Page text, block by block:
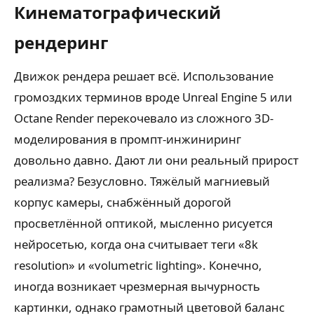
Кинематографический
рендеринг
Движок рендера решает всё. Использование
громоздких терминов вроде Unreal Engine 5 или
Octane Render перекочевало из сложного 3D-
моделирования в промпт-инжиниринг
довольно давно. Дают ли они реальный прирост
реализма? Безусловно. Тяжёлый магниевый
корпус камеры, снабжённый дорогой
просветлённой оптикой, мысленно рисуется
нейросетью, когда она считывает теги «8k
resolution» и «volumetric lighting». Конечно,
иногда возникает чрезмерная вычурность
картинки, однако грамотный цветовой баланс